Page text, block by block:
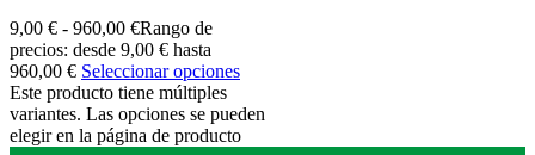
9,00 € - 960,00 €Rango de
precios: desde 9,00 € hasta
960,00 € Seleccionar opciones
Este producto tiene múltiples
variantes. Las opciones se pueden
elegir en la página de producto